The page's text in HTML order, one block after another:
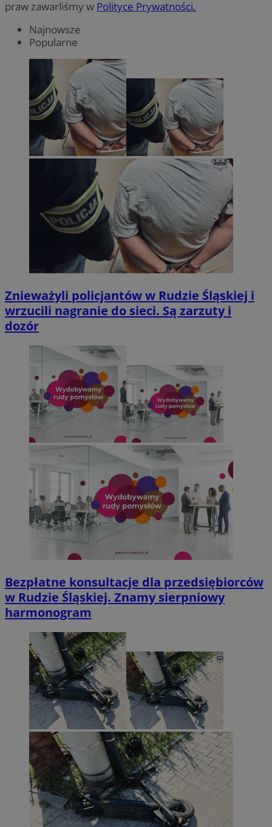
praw zawarliśmy w Polityce Prywatności.
Najnowsze
Popularne
Znieważyli policjantów w Rudzie Śląskiej i
wrzucili nagranie do sieci. Są zarzuty i
dozór
Bezpłatne konsultacje dla przedsiębiorców
w Rudzie Śląskiej. Znamy sierpniowy
harmonogram